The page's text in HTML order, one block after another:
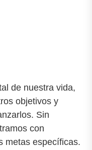
de nuestra vida,
objetivos y
Sin
con
metas específicas.